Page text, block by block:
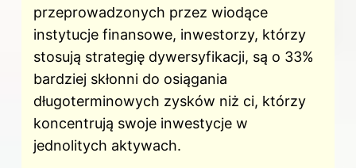
przeprowadzonych przez wiodące
instytucje finansowe, inwestorzy, którzy
stosują strategię dywersyfikacji, są o 33%
bardziej skłonni do osiągania
długoterminowych zysków niż ci, którzy
koncentrują swoje inwestycje w
jednolitych aktywach.